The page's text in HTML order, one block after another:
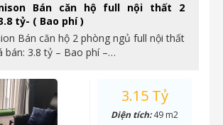
Bán căn hộ full nội thất 2
tỷ- ( Bao phí )
Bán căn hộ 2 phòng ngủ full nội thất
bán: 3.8 tỷ – Bao phí –…
3.15 Tỷ
Diện tích:49 m2